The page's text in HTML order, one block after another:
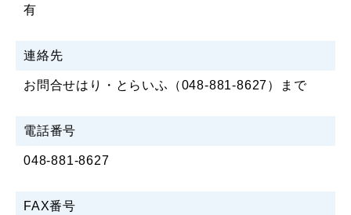
有
連絡先
お問合せはり・とらいふ（048-881-8627）まで
電話番号
048-881-8627
FAX番号